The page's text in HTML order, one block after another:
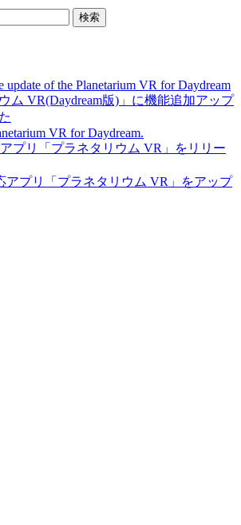
update of the Planetarium VR for Daydream
ム VR(Daydream版)」に機能追加アップ
VR for Daydream.
アプリ「プラネタリウム VR」をリリー
アプリ「プラネタリウム VR」をアップ